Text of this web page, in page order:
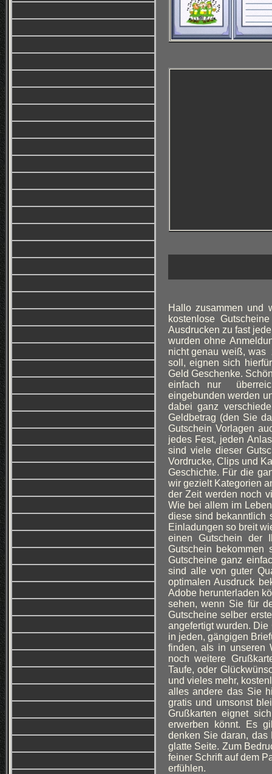
Hallo zusammen und
kostenlose
Ausdrucken zu fast
wurden ohne
nicht genau weiß, was
soll, eignen sich
Geld Geschenke.
einfach nur
eingebunden werden
dabei ganz
Geldbetrag (den Sie
Gutschein Vorlagen
jedes Fest, jeden
sind viele dieser
Vordrucke, Clips und
Geschichte. Für die
wir gezielt Kategorien
der Zeit werden noch
Wie bei allem im
diese sind bekanntlich
Einladungen so breit
einen Gutschein der
Gutschein
Gutscheine ganz
sind alle von guter
optimalen Ausdruck
Adobe herunterladen
sehen, wenn Sie für
Gutscheine selber
angefertigt wurden.
in jeden, gängigen
finden, als in unseren
noch weitere
Taufe, oder
und vieles mehr,
alles andere das Sie
gratis und umsonst
Grußkarten eignet
erwerben könnt. Es
denken Sie daran,
glatte Seite. Zum
feiner Schrift auf dem
erfühlen.